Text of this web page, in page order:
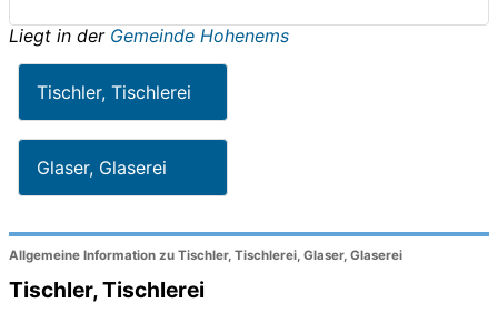
Liegt in der Gemeinde Hohenems
Tischler, Tischlerei
Glaser, Glaserei
Allgemeine Information zu Tischler, Tischlerei, Glaser, Glaserei
Tischler, Tischlerei